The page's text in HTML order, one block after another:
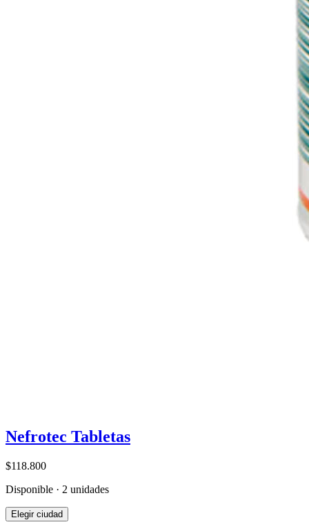
Nefrotec Tabletas
$118.800
Disponible · 2 unidades
Elegir ciudad